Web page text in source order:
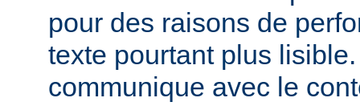
pour des raisons de
texte pourtant plus
communique avec le